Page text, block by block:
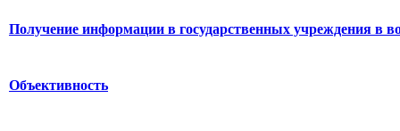
Получение информации в государственных учреждения в
Объективность